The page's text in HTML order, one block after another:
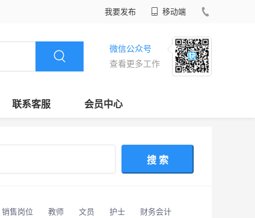
我要发布 移动端
微信公众号
查看更多工作
联系客服 会员中心
搜 索
销售岗位 教师 文员 护士
财务会计